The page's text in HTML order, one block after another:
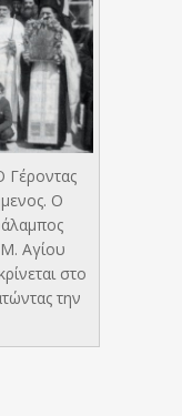
Γέροντας
Ο
Αγίου
στο
την